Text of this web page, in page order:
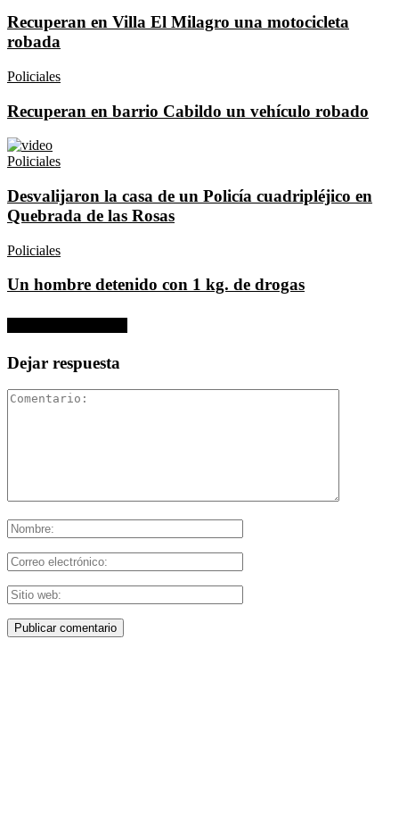
Recuperan en Villa El Milagro una motocicleta
robada
Policiales
Recuperan en barrio Cabildo un vehículo robado
Policiales
Desvalijaron la casa de un Policía cuadripléjico en
Quebrada de las Rosas
Policiales
Un hombre detenido con 1 kg. de drogas
Dejar respuesta